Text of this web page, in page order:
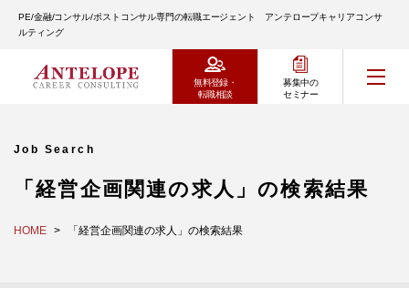
PE/金融/コンサル/ポストコンサル専門の転職エージェント アンテロープキャリアコンサ
ルティング
無料登録・
転職相談
募集中の
セミナー
Job Search
「経営企画関連の求人」の検索結果
HOME 「経営企画関連の求人」の検索結果